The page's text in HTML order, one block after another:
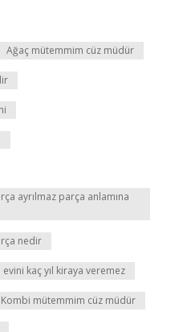
Ağaç mütemmim cüz müdür
ayrılmaz parça anlamına
nedir
evini kaç yıl kiraya veremez
Kombi mütemmim cüz müdür